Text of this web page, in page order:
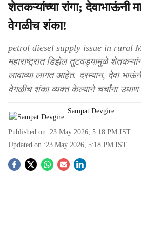
शेतकऱ्यांच्या रांगा; देवाभाऊंनी
वेगळीच शंका!
petrol diesel supply issue in rural
महाराष्ट्रात डिझेल तुटवड्यामुळे
लावाव्या लागत आहेत. दरम्यान, देवा
वेगळीच शंका व्यक्त केल्याने चर्चांना
Sampat Devgire
Published on :23 May 2026, 5:18 PM IST
Updated on :23 May 2026, 5:18 PM IST
S